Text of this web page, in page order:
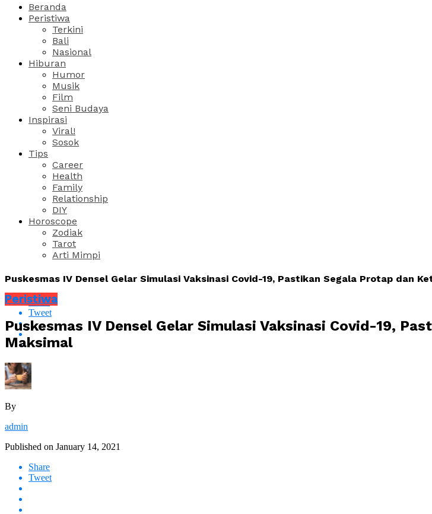
Beranda
Peristiwa
Terkini
Bali
Nasional
Hiburan
Humor
Musik
Film
Seni Budaya
Inspirasi
Viral!
Sosok
Tips
Career
Health
Family
Relationship
DIY
Horoscope
Zodiak
Tarot
Arti Mimpi
Puskesmas IV Densel Gelar Simulasi Vaksinasi Covid-19, Pastikan Segala Protap dan
Share
Tweet
Peristiwa
Puskesmas IV Densel Gelar Simulasi Vaksinasi Covid-19,
Maksimal
By
admin
Published on January 14, 2021
Share
Tweet